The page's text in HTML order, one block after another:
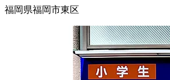
福岡県福岡市東区